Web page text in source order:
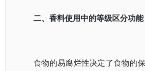
二、香料使用中的等级区分功能
食物的易腐烂性决定了食物的